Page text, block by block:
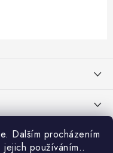
Dalším procházením
používáním..